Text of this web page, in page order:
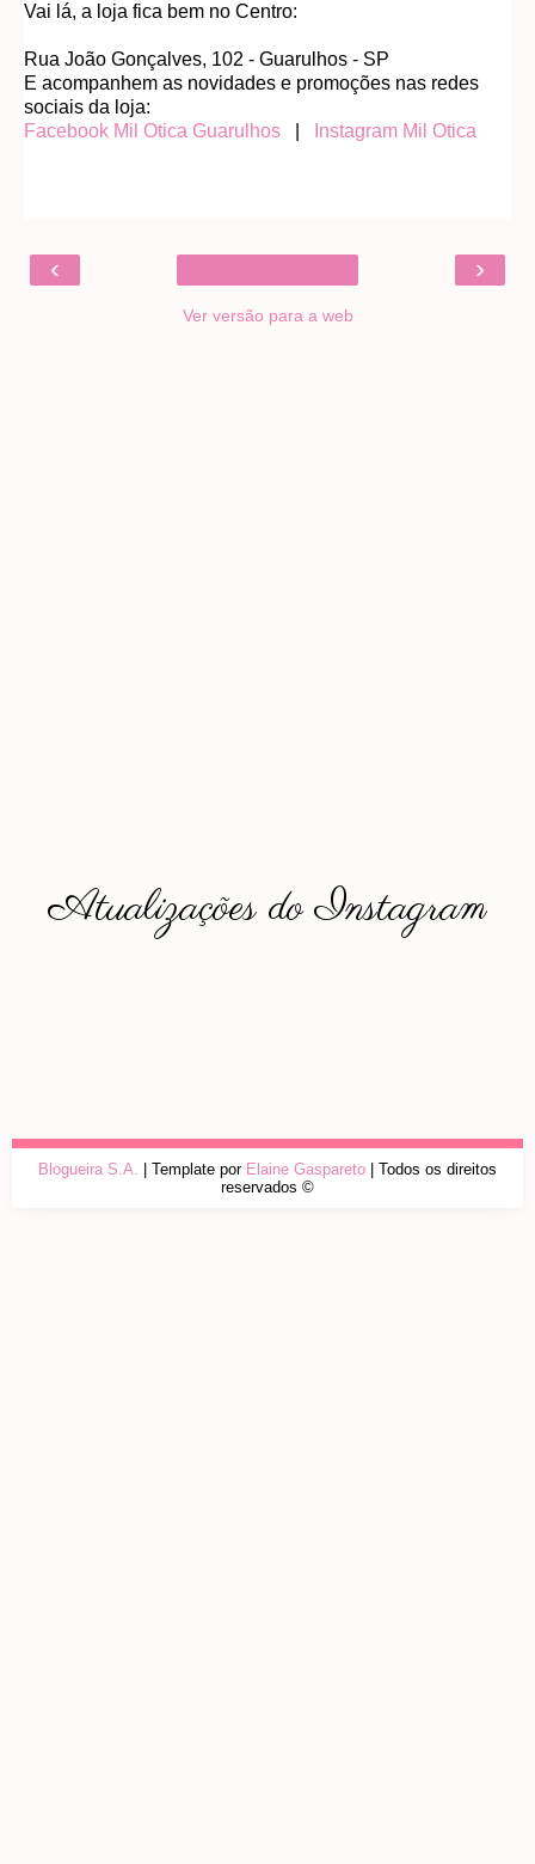
Vai lá, a loja fica bem no Centro:
Rua João Gonçalves, 102 - Guarulhos - SP
E acompanhem as novidades e promoções nas redes
sociais da loja:
Facebook Mil Otica Guarulhos
Instagram Mil Otica
‹ ›
Ver versão para a web
Atualizações do Instagram
Blogueira S.A. | Template por Elaine Gaspareto | Todos os direitos
reservados ©